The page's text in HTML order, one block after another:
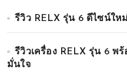
รีวิว RELX รุ่น 6 ดีไซน์ให
รีวิวเครื่อง RELX รุ่น 6 พ
มั่นใจ